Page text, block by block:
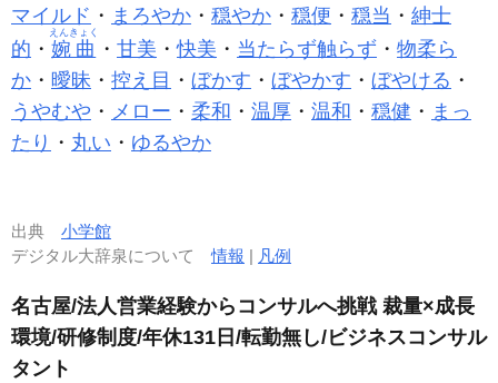
マイルド ・ まろやか ・ 穏やか ・ 穏便 ・ 穏当 ・ 紳士
的 ・ 婉曲
えんきょく
・ 甘美 ・快美 ・ 当たらず触らず ・ 物柔ら
か ・ 曖昧 ・ 控え目 ・ ぼかす ・ ぼやかす ・ ぼやける ・
うやむや ・ メロー ・ 柔和 ・ 温厚 ・ 温和 ・ 穏健 ・ まっ
たり ・ 丸い ・ ゆるやか
出典 小学館
デジタル大辞泉について情報 | 凡例
名古屋/法人営業経験からコンサルへ挑戦 裁量×成長
環境/研修制度/年休131日/転勤無し/ビジネスコンサル
タント